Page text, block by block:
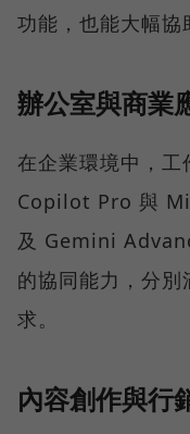
功能，也能大幅協
辦公室與商業
在企業環境中，工
Copilot Pro 與
及 Gemini
的協同能力，分
求。
內容創作與行